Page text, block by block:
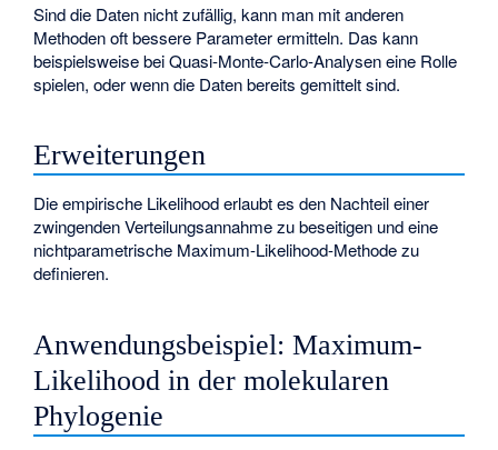
Sind die Daten nicht zufällig, kann man mit anderen
Methoden oft bessere Parameter ermitteln. Das kann
beispielsweise bei Quasi-Monte-Carlo-Analysen eine Rolle
spielen, oder wenn die Daten bereits gemittelt sind.
Erweiterungen
Dieempirische Likelihooderlaubt es den Nachteil einer
zwingenden Verteilungsannahme zu beseitigen und eine
nichtparametrische Maximum-Likelihood-Methode zu
definieren.
Anwendungsbeispiel: Maximum-
Likelihood in der molekularen
Phylogenie